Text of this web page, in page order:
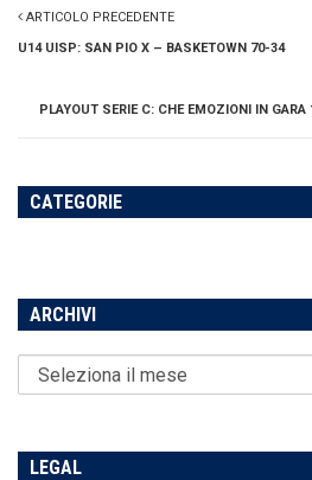
ARTICOLO PRECEDENTE
U14 UISP: SAN PIO X – BASKETOWN 70-34
PLAYOUT SERIE C: CHE EMOZIONI IN
CATEGORIE
ARCHIVI
LEGAL